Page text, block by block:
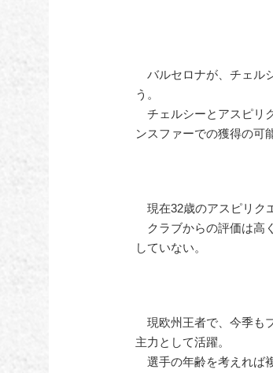
バルセロナが、チェル
う。
チェルシーとアスピリ
ンスファーでの獲得の可
現在32歳のアスピリク
クラブからの評価は高
していない。
現欧州王者で、今季も
主力として活躍。
選手の年齢を考えれば